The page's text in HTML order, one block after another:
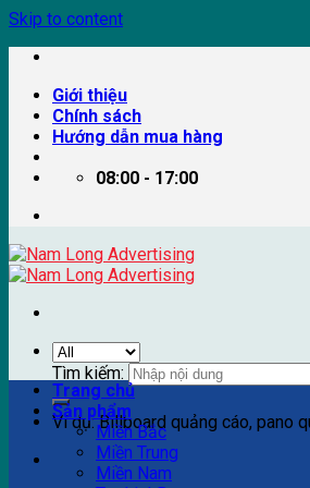
Skip to content
Giới thiệu
Chính sách
Hướng dẫn mua hàng
08:00 - 17:00
Tìm kiếm:
Ví dụ: Billboard quảng cáo, pano
Trang chủ
Sản phẩm
Miền Bắc
Miền Trung
Miền Nam